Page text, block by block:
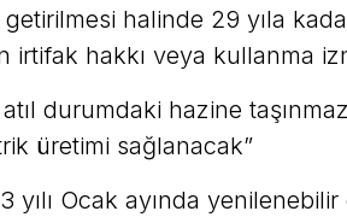
halinde 29 yıla
irtifak hakkı veya kullanma
durumdaki hazine
üretimi sağlanacak”
yılı Ocak ayında yenilenebilir